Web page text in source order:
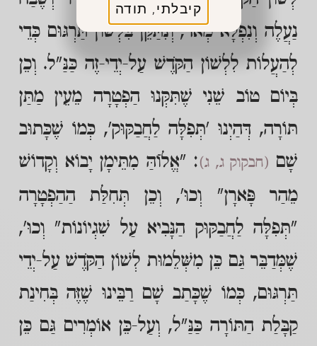
נַעֲלֶה וְנִפְלָא מְאֹד, וְנִתַּקֵּן בִּלְשׁוֹן תַּרְגּוּם כְּדֵי
לְהַעֲלוֹת לִלְשׁוֹן הַקֹּדֶשׁ עַל-יְדֵי-זֶה כַּנַּ"ל. וְכֵן
בְּיוֹם טוֹב שֵׁנִי שֶׁתִּקְּנוּ הַפְטָרָה מֵעֵין מַתַּן
תּוֹרָה, דְּהַיְנוּ 'תְּפִלָּה לַחֲבַקּוּק', כְּמוֹ שֶׁכָּתוּב
שָׁם (חבקוק ג, ג): "אֱלֹוֹהַּ מִתֵּימָן יָבוֹא וְקָדוֹשׁ
מֵהַר פָּארָן" וְכוּ', וְכֵן תְּחִלַּת הַהַפְטָרָה
"תְּפִלָּה לַחֲבַקּוּק הַנָּבִיא עַל שִׁגְיוֹנוֹת" וְכוּ',
שֶׁמְּדַבֵּר גַּם כֵּן מִשְּׁלֵמוּת לְשׁוֹן הַקֹּדֶשׁ עַל-יְדֵי
תַּרְגּוּם, כְּמוֹ שֶׁכָּתַב שָׁם רַבֵּינוּ שֶׁזֶּה בְּחִינַת
קַבָּלַת הַתּוֹרָה כַּנַּ"ל, וְעַל-כֵּן אוֹמְרִים גַּם כֵּן
קיבלתי, תודה